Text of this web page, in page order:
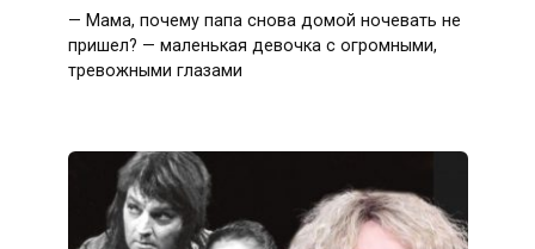
— Мама, почему папа снова домой ночевать не
пришел? — маленькая девочка с огромными,
тревожными глазами